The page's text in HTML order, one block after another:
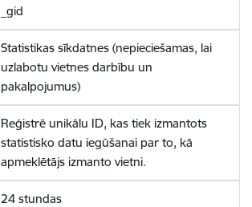
_gid
Statistikas sīkdatnes (nepieciešamas, lai
uzlabotu vietnes darbību un
pakalpojumus)
Reģistrē unikālu ID, kas tiek izmantots
statistisko datu iegūšanai par to, kā
apmeklētājs izmanto vietni.
24 stundas